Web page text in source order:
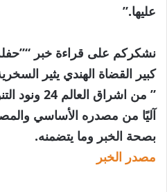
عليها.”
نشكركم على قراءة خبر
كبير القضاة الهندي يثير
” من اشراق
آليًا من مصدره الأساسي
بصحة الخبر وما يتضمنه.
مصدر الخبر